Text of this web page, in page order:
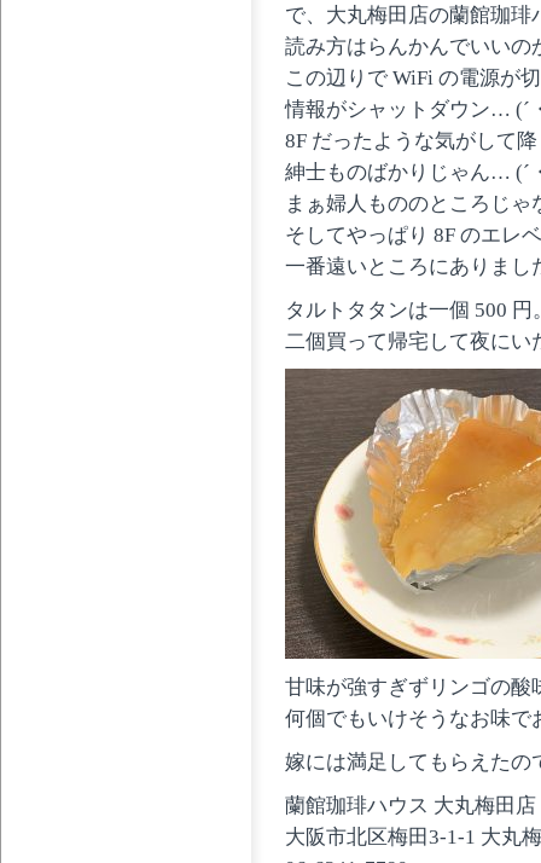
で、大丸梅田店の蘭館珈琲
読み方はらんかんでいいの
この辺りで WiFi の電源が
情報がシャットダウン… (´
8F だったような気がして
紳士ものばかりじゃん… (´
まぁ婦人もののところじ
そしてやっぱり 8F のエレ
一番遠いところにありまし
タルトタタンは一個 500 円
二個買って帰宅して夜にい
甘味が強すぎずリンゴの酸
何個でもいけそうなお味で
嫁には満足してもらえたの
蘭館珈琲ハウス 大丸梅田店
大阪市北区梅田3-1-1 大丸